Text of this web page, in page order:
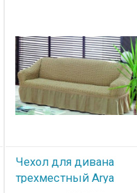
Чехол для дивана
трехместный Arya